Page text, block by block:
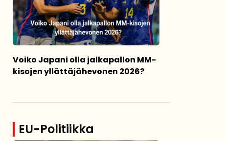
Voiko Japani olla jalkapallon MM-
kisojen yllättäjähevonen 2026?
EU-Politiikka